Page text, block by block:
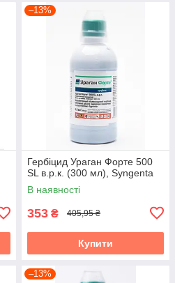
–13%
Гербіцид Ураган Форте 500
SL в.р.к. (300 мл), Syngenta
В наявності
353 ₴ 405,95 ₴
Купити
–13%